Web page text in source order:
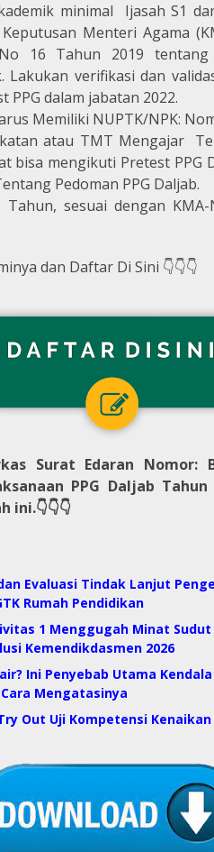
minimal
Ijasah S1
Menteri Agama
16 Tahun 2019
Lakukan verifikasi dan
dalam jabatan 2022.
Memiliki NUPTK/NPK:
atau TMT Mengajar
bisa mengikuti Pretest PPG
Pedoman PPG Daljab.
sesuai dengan
dan Daftar Di Sini 👇👇👇
Surat Edaran Nomor:
PPG Daljab
ini.👇👇👇
Evaluasi Tindak Lanjut
Rumah Pendidikan
1 Menggugah Minat
Kemendikdasmen 2026
Ini Penyebab Utama
Mengatasinya
Out Uji Kompetensi